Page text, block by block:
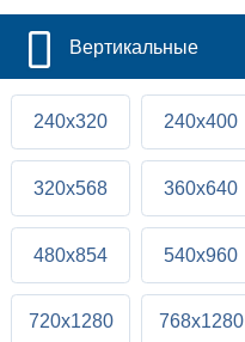
Вертикальные
240x320 240x400
320x568 360x640
480x854 540x960
720x1280 768x1280